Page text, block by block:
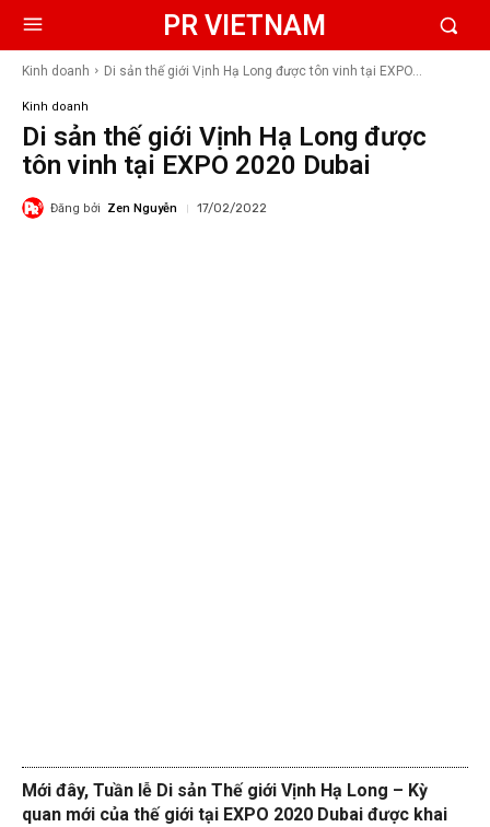
PR VIETNAM
Kinh doanh Di sản thế giới Vịnh Hạ Long được tôn vinh tại EXPO...
Kinh doanh
Di sản thế giới Vịnh Hạ Long được
tôn vinh tại EXPO 2020 Dubai
Đăng bởi Zen Nguyễn 17/02/2022
Mới đây, Tuần lễ Di sản Thế giới Vịnh Hạ Long – Kỳ
quan mới của thế giới tại EXPO 2020 Dubai được khai